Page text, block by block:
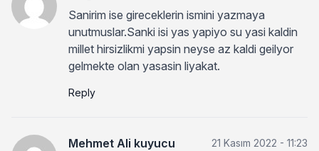
Sanirim ise gireceklerin ismini yazmaya
unutmuslar.Sanki isi yas yapiyo su yasi kaldin
millet hirsizlikmi yapsin neyse az kaldi geilyor
gelmekte olan yasasin liyakat.
Reply
Mehmet Ali kuyucu 21 Kasım 2022 - 11:23